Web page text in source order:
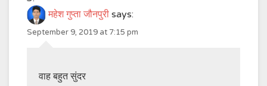
महेश गुप्ता जौनपुरी says:
September 9, 2019 at 7:15 pm
वाह बहुत सुंदर